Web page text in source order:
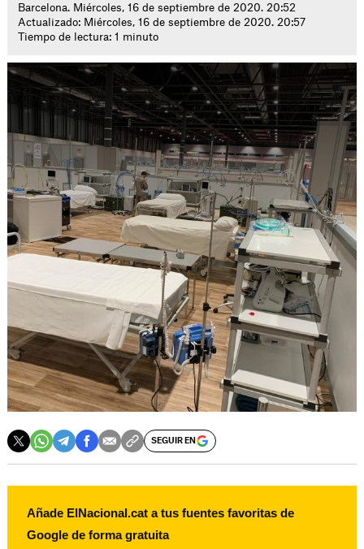
Barcelona. Miércoles, 16 de septiembre de 2020. 20:52
Actualizado: Miércoles, 16 de septiembre de 2020. 20:57
Tiempo de lectura: 1 minuto
SEGUIR EN
Añade ElNacional.cat a tus fuentes favoritas de
Google de forma gratuita